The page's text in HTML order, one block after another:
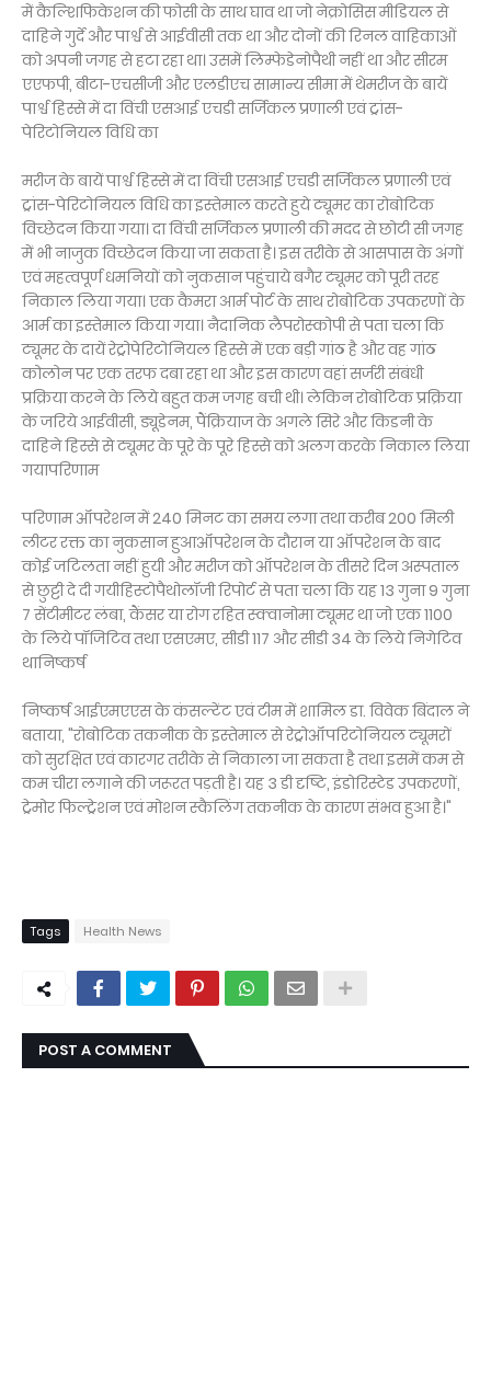
में कैल्शिफिकेशन की फोसी के साथ घाव था जो नेक्रोसिस मीडियल से
दाहिने गुर्दे और पार्श्व से आईवीसी तक था और दोनों की रिनल वाहिकाओं
को अपनी जगह से हटा रहा था। उसमें लिम्फेडेनोपैथी नहीं था और सीरम
एएफपी, बीटा-एचसीजी और एलडीएच सामान्य सीमा में थेमरीज के बायें
पार्श्व हिस्से में दा विंची एसआई एचडी सर्जिकल प्रणाली एवं ट्रांस-
पेरिटोनियल विधि का
मरीज के बायें पार्श्व हिस्से में दा विंची एसआई एचडी सर्जिकल प्रणाली एवं
ट्रांस-पेरिटोनियल विधि का इस्तेमाल करते हुये ट्यूमर का रोबोटिक
विच्छेदन किया गया। दा विंची सर्जिकल प्रणाली की मदद से छोटी सी जगह
में भी नाजुक विच्छेदन किया जा सकता है। इस तरीके से आसपास के अंगों
एवं महत्वपूर्ण धमनियों को नुकसान पहुंचाये बगैर ट्यूमर को पूरी तरह
निकाल लिया गया। एक कैमरा आर्म पोर्ट के साथ रोबोटिक उपकरणों के
आर्म का इस्तेमाल किया गया। नैदानिक लैपरोस्कोपी से पता चला कि
ट्यूमर के दायें रेट्रोपेरिटोनियल हिस्से में एक बड़ी गांठ है और वह गांठ
कोलोन पर एक तरफ दबा रहा था और इस कारण वहां सर्जरी संबंधी
प्रक्रिया करने के लिये बहुत कम जगह बची थी। लेकिन रोबोटिक प्रक्रिया
के जरिये आईवीसी, ड्यूडेनम, पैंक्रियाज के अगले सिरे और किडनी के
दाहिने हिस्से से ट्यूमर के पूरे के पूरे हिस्से को अलग करके निकाल लिया
गयापरिणाम
परिणाम ऑपरेशन में 240 मिनट का समय लगा तथा करीब 200 मिली
लीटर रक्त का नुकसान हुआऑपरेशन के दौरान या ऑपरेशन के बाद
कोई जटिलता नहीं हुयी और मरीज को ऑपरेशन के तीसरे दिन अस्पताल
से छुट्टी दे दी गयीहिस्टोपैथोलॉजी रिपोर्ट से पता चला कि यह 13 गुना 9 गुना
7 सेंटीमीटर लंबा, कैंसर या रोग रहित स्क्वानोमा ट्यूमर था जो एक 1100
के लिये पॉजिटिव तथा एसएमए, सीडी 117 और सीडी 34 के लिये निगेटिव
थानिष्कर्ष
निष्कर्ष आईएमएएस के कंसल्टेंट एवं टीम में शामिल डा. विवेक बिंदाल ने
बताया, "रोबोटिक तकनीक के इस्तेमाल से रेट्रोऑपरिटोनियल ट्यूमरों
को सुरक्षित एवं कारगर तरीके से निकाला जा सकता है तथा इसमें कम से
कम चीरा लगाने की जरूरत पड़ती है। यह 3 डी दृष्टि, इंडोरिस्टेड उपकरणों,
ट्रेमोर फिल्ट्रेशन एवं मोशन स्कैलिंग तकनीक के कारण संभव हुआ है।"
Tags Health News
POST A COMMENT